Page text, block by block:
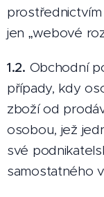
jen „webové
1.2. Obchodní
případy, kdy
zboží od
osobou, jež
své
samostatného